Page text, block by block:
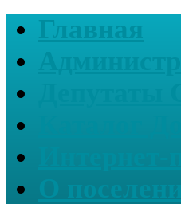
Главная